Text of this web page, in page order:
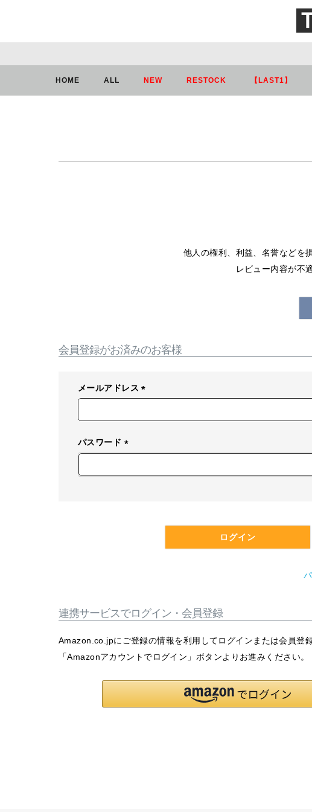
HOME ALL NEW RESTOCK 【LAST1】
他人の権利、利益、名誉などを
レビュー内容が不
会員登録がお済みのお客様
メールアドレス
必
パスワード
ログイン
連携サービスでログイン・会員登録
Amazon.co.jpにご登録の情報を利用してログインまたは会員登
「Amazonアカウントでログイン」ボタンよりお進みください。